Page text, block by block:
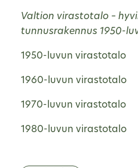
Valtion virastotalo –
tunnusrakennus 1950-
1950-luvun virastotalo
1960-luvun virastotalo
1970-luvun virastotalo
1980-luvun virastotalo